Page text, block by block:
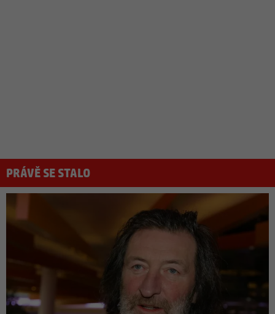
PRÁVĚ SE STALO